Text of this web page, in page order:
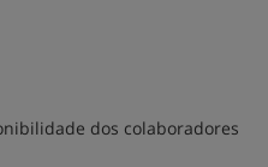
dos colaboradores